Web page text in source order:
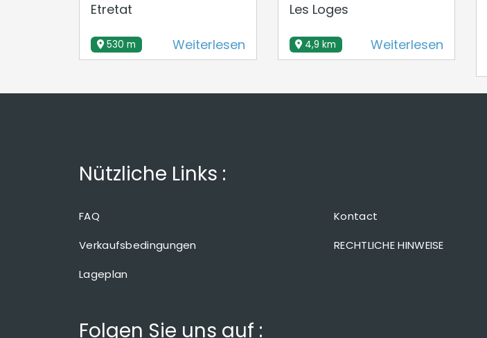
Etretat
530 m Weiterlesen
Les Loges
4,9 km Weiterlesen
Nützliche Links :
FAQ
Kontact
Verkaufsbedingungen
RECHTLICHE HINWEISE
Lageplan
Folgen Sie uns auf :